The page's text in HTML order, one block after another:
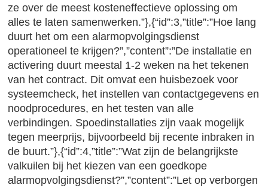
ze over de meest kosteneffectieve oplossing om
alles te laten samenwerken.”},{“id”:3,”title”:”Hoe lang
duurt het om een alarmopvolgingsdienst
operationeel te krijgen?”,”content”:”De installatie en
activering duurt meestal 1-2 weken na het tekenen
van het contract. Dit omvat een huisbezoek voor
systeemcheck, het instellen van contactgegevens en
noodprocedures, en het testen van alle
verbindingen. Spoedinstallaties zijn vaak mogelijk
tegen meerprijs, bijvoorbeeld bij recente inbraken in
de buurt.”},{“id”:4,”title”:”Wat zijn de belangrijkste
valkuilen bij het kiezen van een goedkope
alarmopvolgingsdienst?”,”content”:”Let op verborgen